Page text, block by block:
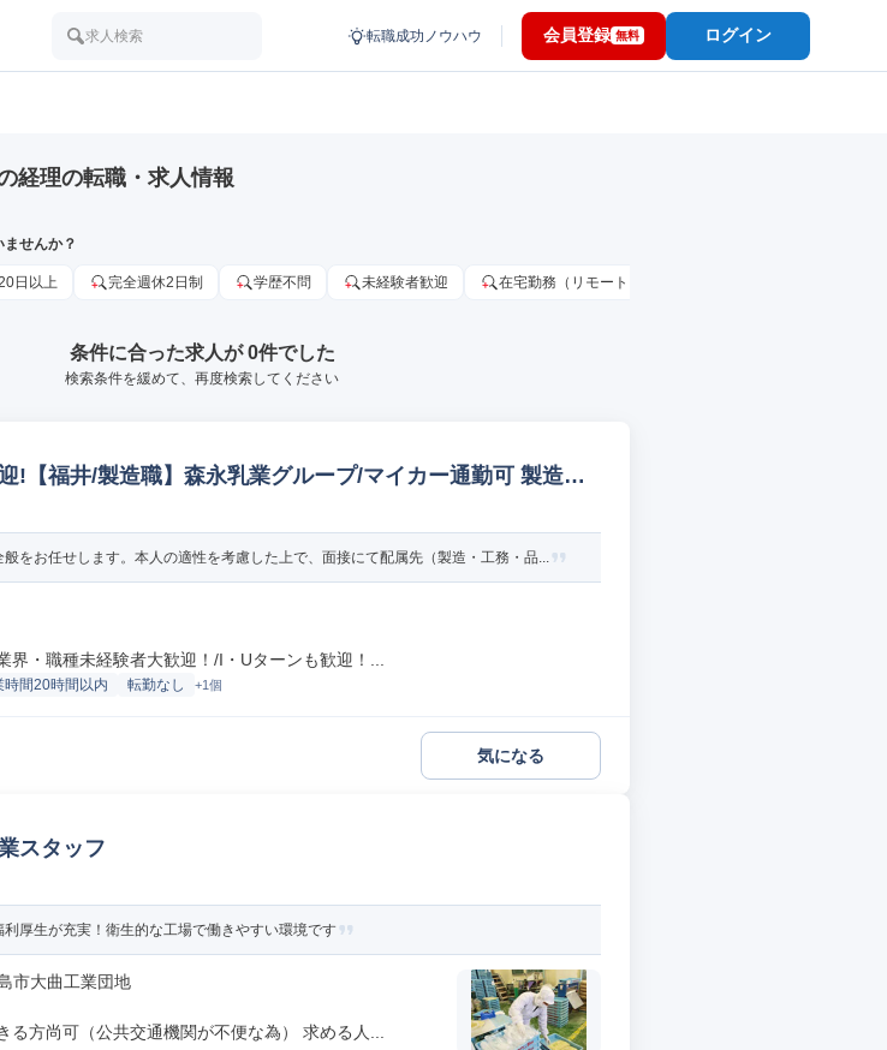
求人検索 転職成功ノウハウ 会員登録 無料 ログイン
経理の転職・求人情報
せんか？
日以上 完全週休2日制 学歴不問 未経験者歓迎 在宅勤務（リモートワーク）OK
条件に合った求人が 0件でした
検索条件を緩めて、再度検索してください
!【福井/製造職】森永乳業グループ/マイカー通勤可 製造オ
ージャー(食品/飲料/たばこ)
をお任せします。本人の適性を考慮した上で、面接にて配属先（製造・工務・品...
・職種未経験者大歓迎！/I・Uターンも歓迎！...
時間20時間以内 転勤なし +1個
気になる
スタッフ
厚生が充実！衛生的な工場で働きやすい環境です
市大曲工業団地
る方尚可（公共交通機関が不便な為） 求める人...